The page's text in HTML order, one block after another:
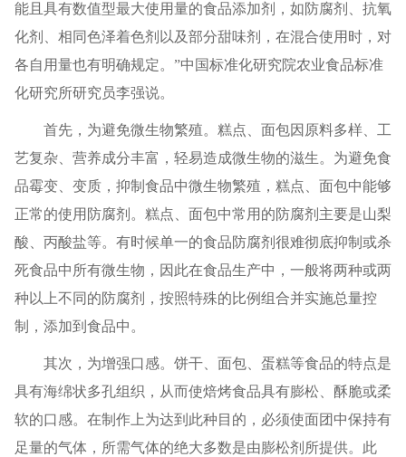
能且具有数值型最大使用量的食品添加剂，如防腐剂、抗氧
化剂、相同色泽着色剂以及部分甜味剂，在混合使用时，对
各自用量也有明确规定。”中国标准化研究院农业食品标准
化研究所研究员李强说。
首先，为避免微生物繁殖。糕点、面包因原料多样、工
艺复杂、营养成分丰富，轻易造成微生物的滋生。为避免食
品霉变、变质，抑制食品中微生物繁殖，糕点、面包中能够
正常的使用防腐剂。糕点、面包中常用的防腐剂主要是山梨
酸、丙酸盐等。有时候单一的食品防腐剂很难彻底抑制或杀
死食品中所有微生物，因此在食品生产中，一般将两种或两
种以上不同的防腐剂，按照特殊的比例组合并实施总量控
制，添加到食品中。
其次，为增强口感。饼干、面包、蛋糕等食品的特点是
具有海绵状多孔组织，从而使焙烤食品具有膨松、酥脆或柔
软的口感。在制作上为达到此种目的，必须使面团中保持有
足量的气体，所需气体的绝大多数是由膨松剂所提供。此